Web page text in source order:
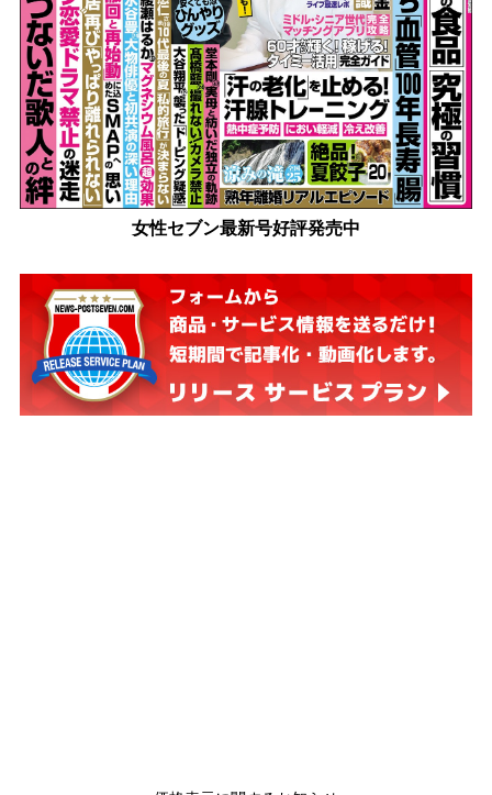
女性セブン最新号好評発売中